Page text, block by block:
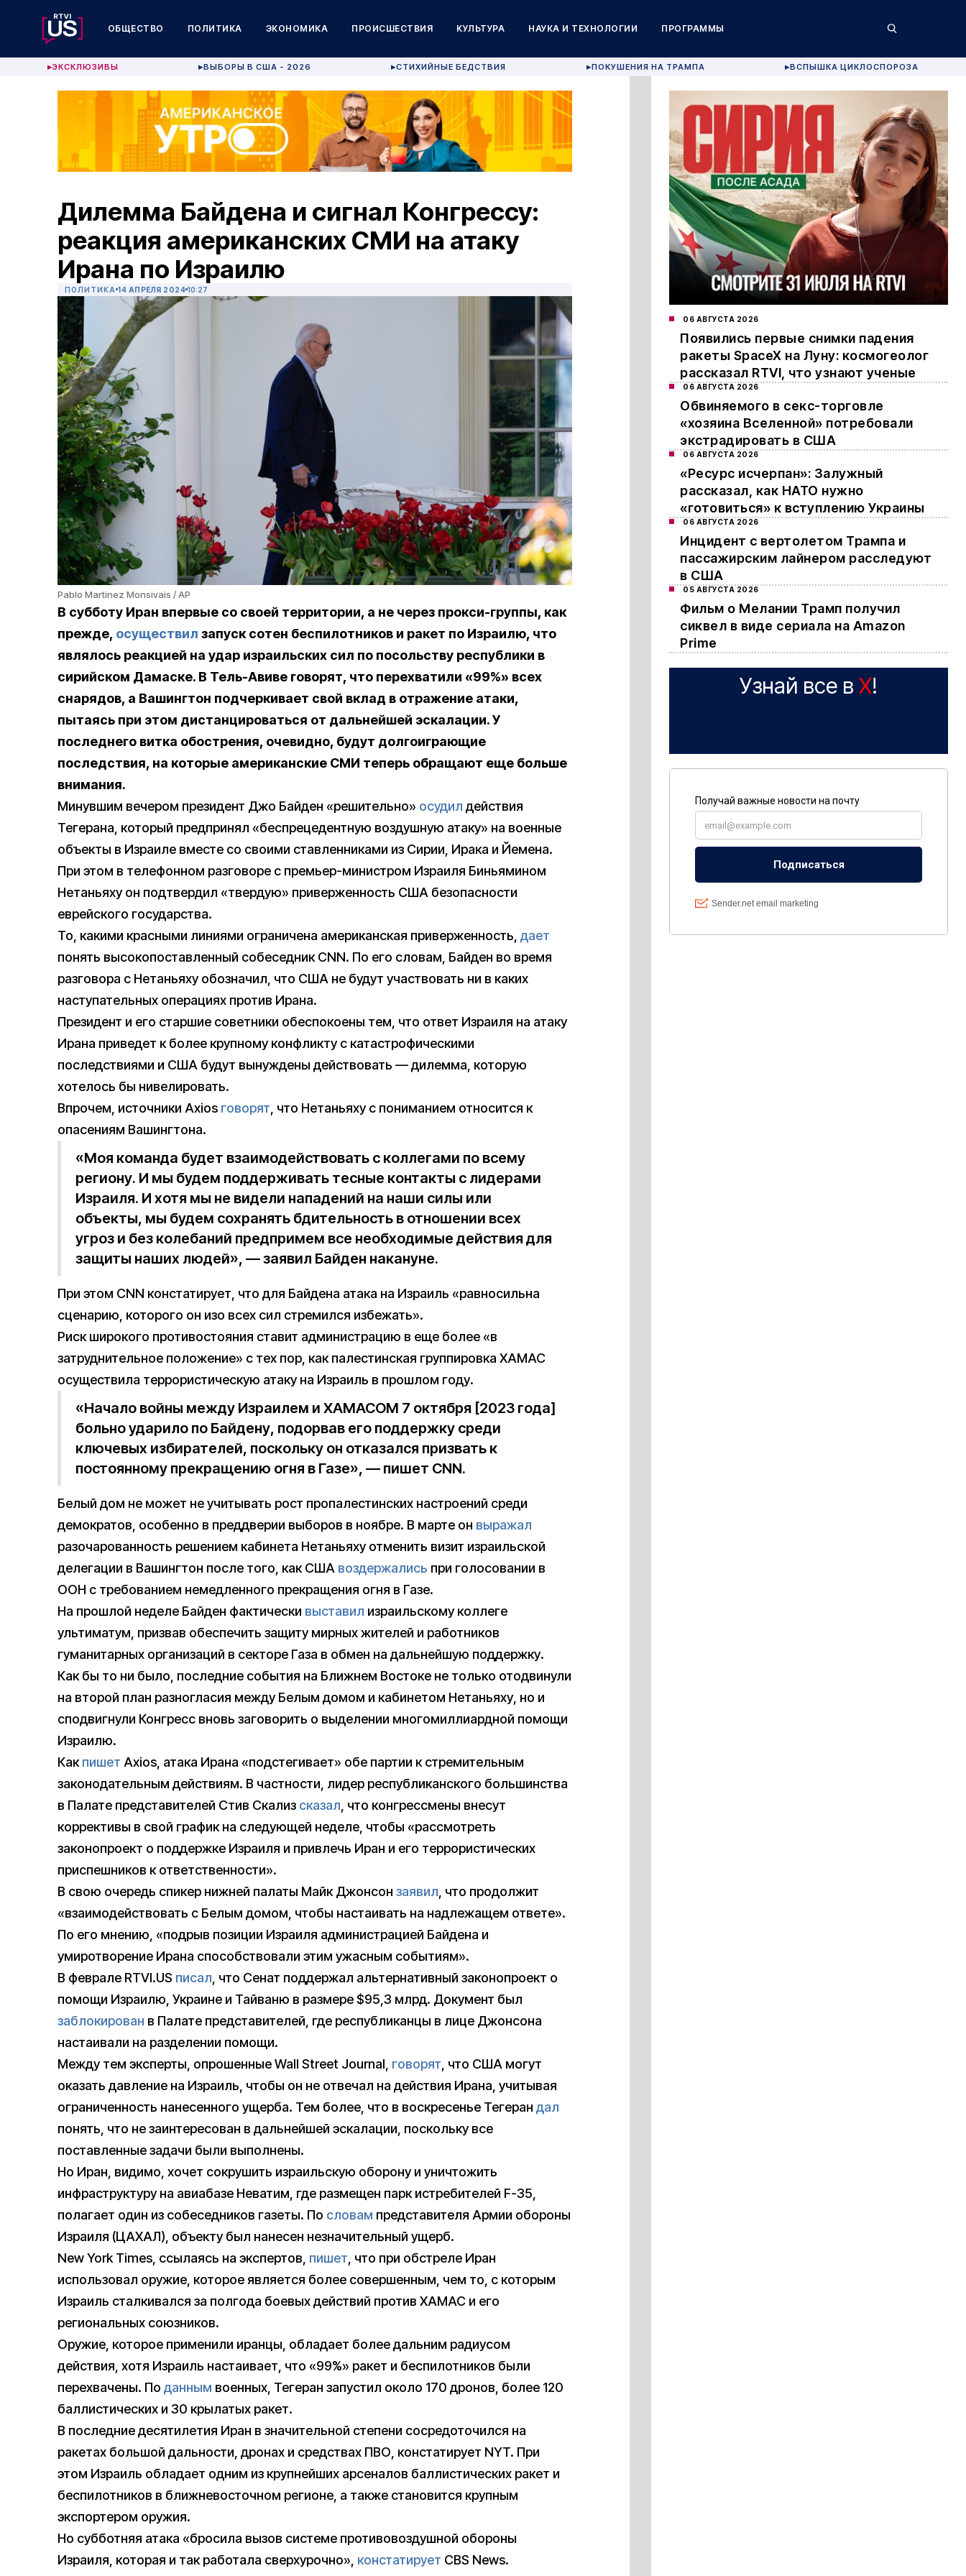
ОБЩЕСТВО ПОЛИТИКА ЭКОНОМИКА ПРОИСШЕСТВИЯ КУЛЬТУРА НАУКА И ТЕХНОЛОГИИ ПРОГРАММЫ
▶ЭКСКЛЮЗИВЫ ▶ВЫБОРЫ В США - 2026 ▶СТИХИЙНЫЕ БЕДСТВИЯ ▶ПОКУШЕНИЯ НА ТРАМПА ▶ВСПЫШКА ЦИКЛОСПОРОЗА
Дилемма Байдена и сигнал Конгрессу:
реакция американских СМИ на атаку
Ирана по Израилю
ПОЛИТИКА 14 АПРЕЛЯ 2024 10:27
Pablo Martinez Monsivais / AP
В субботу Иран впервые со своей территории, а не через прокси-группы, как
прежде, осуществил запуск сотен беспилотников и ракет по Израилю, что
являлось реакцией на удар израильских сил по посольству республики в
сирийском Дамаске. В Тель-Авиве говорят, что перехватили «99%» всех
снарядов, а Вашингтон подчеркивает свой вклад в отражение атаки,
пытаясь при этом дистанцироваться от дальнейшей эскалации. У
последнего витка обострения, очевидно, будут долгоиграющие
последствия, на которые американские СМИ теперь обращают еще больше
внимания.
Минувшим вечером президент Джо Байден «решительно» осудил действия
Тегерана, который предпринял «беспрецедентную воздушную атаку» на военные
объекты в Израиле вместе со своими ставленниками из Сирии, Ирака и Йемена.
При этом в телефонном разговоре с премьер-министром Израиля Биньямином
Нетаньяху он подтвердил «твердую» приверженность США безопасности
еврейского государства.
То, какими красными линиями ограничена американская приверженность, дает
понять высокопоставленный собеседник CNN. По его словам, Байден во время
разговора с Нетаньяху обозначил, что США не будут участвовать ни в каких
наступательных операциях против Ирана.
Президент и его старшие советники обеспокоены тем, что ответ Израиля на атаку
Ирана приведет к более крупному конфликту с катастрофическими
последствиями и США будут вынуждены действовать — дилемма, которую
хотелось бы нивелировать.
Впрочем, источники Axios говорят, что Нетаньяху с пониманием относится к
опасениям Вашингтона.
«Моя команда будет взаимодействовать с коллегами по всему
региону. И мы будем поддерживать тесные контакты с лидерами
Израиля. И хотя мы не видели нападений на наши силы или
объекты, мы будем сохранять бдительность в отношении всех
угроз и без колебаний предпримем все необходимые действия для
защиты наших людей», — заявил Байден накануне.
При этом CNN констатирует, что для Байдена атака на Израиль «равносильна
сценарию, которого он изо всех сил стремился избежать».
Риск широкого противостояния ставит администрацию в еще более «в
затруднительное положение» с тех пор, как палестинская группировка ХАМАС
осуществила террористическую атаку на Израиль в прошлом году.
«Начало войны между Израилем и ХАМАСОМ 7 октября [2023 года]
больно ударило по Байдену, подорвав его поддержку среди
ключевых избирателей, поскольку он отказался призвать к
постоянному прекращению огня в Газе», — пишет CNN.
Белый дом не может не учитывать рост пропалестинских настроений среди
демократов, особенно в преддверии выборов в ноябре. В марте он выражал
разочарованность решением кабинета Нетаньяху отменить визит израильской
делегации в Вашингтон после того, как США воздержались при голосовании в
ООН с требованием немедленного прекращения огня в Газе.
На прошлой неделе Байден фактически выставил израильскому коллеге
ультиматум, призвав обеспечить защиту мирных жителей и работников
гуманитарных организаций в секторе Газа в обмен на дальнейшую поддержку.
Как бы то ни было, последние события на Ближнем Востоке не только отодвинули
на второй план разногласия между Белым домом и кабинетом Нетаньяху, но и
сподвигнули Конгресс вновь заговорить о выделении многомиллиардной помощи
Израилю.
Какпишет Axios, атака Ирана «подстегивает» обе партии к стремительным
законодательным действиям. В частности, лидер республиканского большинства
в Палате представителей Стив Скализ сказал, что конгрессмены внесут
коррективы в свой график на следующей неделе, чтобы «рассмотреть
законопроект о поддержке Израиля и привлечь Иран и его террористических
приспешников к ответственности».
В свою очередь спикер нижней палаты Майк Джонсон заявил, что продолжит
«взаимодействовать с Белым домом, чтобы настаивать на надлежащем ответе».
По его мнению, «подрыв позиции Израиля администрацией Байдена и
умиротворение Ирана способствовали этим ужасным событиям».
В феврале RTVI.US писал, что Сенат поддержал альтернативный законопроект о
помощи Израилю, Украине и Тайваню в размере $95,3 млрд. Документ был
заблокирован в Палате представителей, где республиканцы в лице Джонсона
настаивали на разделении помощи.
Между тем эксперты, опрошенные Wall Street Journal, говорят, что США могут
оказать давление на Израиль, чтобы он не отвечал на действия Ирана, учитывая
ограниченность нанесенного ущерба. Тем более, что в воскресенье Тегеран дал
понять, что не заинтересован в дальнейшей эскалации, поскольку все
поставленные задачи были выполнены.
Но Иран, видимо, хочет сокрушить израильскую оборону и уничтожить
инфраструктуру на авиабазе Неватим, где размещен парк истребителей F-35,
полагает один из собеседников газеты. По словам представителя Армии обороны
Израиля (ЦАХАЛ), объекту был нанесен незначительный ущерб.
New York Times, ссылаясь на экспертов, пишет, что при обстреле Иран
использовал оружие, которое является более совершенным, чем то, с которым
Израиль сталкивался за полгода боевых действий против ХАМАС и его
региональных союзников.
Оружие, которое применили иранцы, обладает более дальним радиусом
действия, хотя Израиль настаивает, что «99%» ракет и беспилотников были
перехвачены. По данным военных, Тегеран запустил около 170 дронов, более 120
баллистических и 30 крылатых ракет.
В последние десятилетия Иран в значительной степени сосредоточился на
ракетах большой дальности, дронах и средствах ПВО, констатирует NYT. При
этом Израиль обладает одним из крупнейших арсеналов баллистических ракет и
беспилотников в ближневосточном регионе, а также становится крупным
экспортером оружия.
Но субботняя атака «бросила вызов системе противовоздушной обороны
Израиля, которая и так работала сверхурочно», констатирует CBS News.
06 АВГУСТА 2026
Появились первые снимки падения
ракеты SpaceX на Луну: космогеолог
рассказал RTVI, что узнают ученые
06 АВГУСТА 2026
Обвиняемого в секс-торговле
«хозяина Вселенной» потребовали
экстрадировать в США
06 АВГУСТА 2026
«Ресурс исчерпан»: Залужный
рассказал, как НАТО нужно
«готовиться» к вступлению Украины
06 АВГУСТА 2026
Инцидент с вертолетом Трампа и
пассажирским лайнером расследуют
в США
05 АВГУСТА 2026
Фильм о Мелании Трамп получил
сиквел в виде сериала на Amazon
Prime
Узнай все в X!